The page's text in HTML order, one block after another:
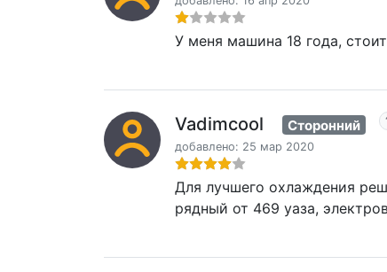
У меня машина 18 года,
Vadimcool Сторонний
добавлено: 25 мар 2020
Для лучшего охлаждения
рядный от 469 уаза,